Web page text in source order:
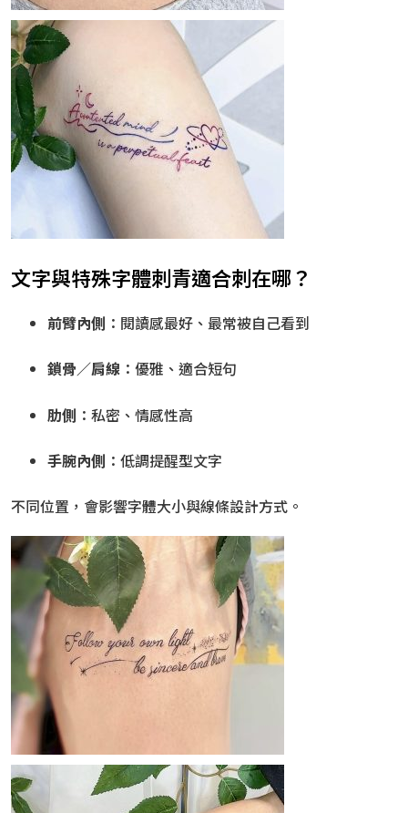
文字與特殊字體刺青適合刺在哪？
前臂內側 ：閱讀感最好、最常被自己看到
鎖骨／肩線 ：優雅、適合短句
肋側 ：私密、情感性高
手腕內側 ：低調提醒型文字
不同位置，會影響字體大小與線條設計方式。